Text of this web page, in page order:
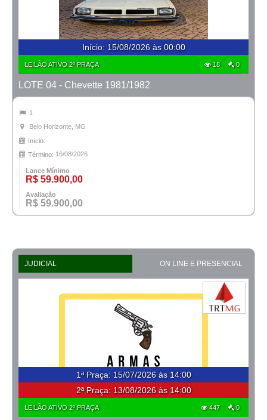
Início: 15/08/2026 às 00:00
LEILÃO ATIVO 2º PRAÇA 18 0
LOTE 04 - Chevette 1981/1982
1
Belo Horizonte, MG
Início:
Término: 16/08/2026
Lance Mínimo
R$ 59.900,00
Avaliação
R$ 59.900,00
JUDICIAL ON LINE E PRESENCIAL
1ª Praça: 15/07/2026 às 14:00
2ª Praça: 13/08/2026 às 14:00
LEILÃO ATIVO 2º PRAÇA 447 0